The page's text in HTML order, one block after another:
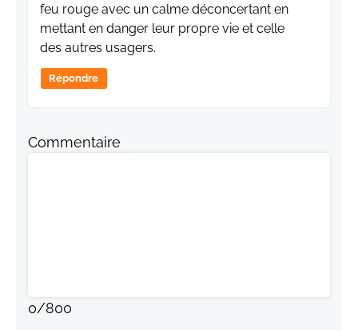
feu rouge avec un calme déconcertant en
mettant en danger leur propre vie et celle
des autres usagers.
Répondre
Commentaire
0/800